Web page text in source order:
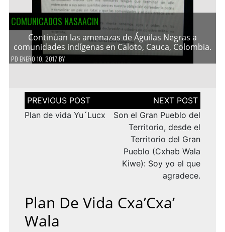
COMUNICADOS NASAACIN
Continúan las amenazas de Águilas Negras a
comunidades indígenas en Caloto, Cauca, Colombia.
PD ENERO 10, 2017 BY
Navegación
de
entradas
Plan de vida Yu´Lucx
Son el Gran Pueblo del
Territorio, desde el
Territorio del Gran
Pueblo (Cxhab Wala
Kiwe): Soy yo el que
agradece.
Plan De Vida Cxa’Cxa’
Wala